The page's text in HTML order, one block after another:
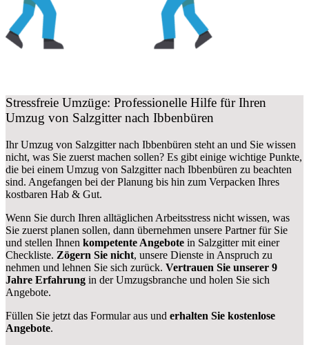
Stressfreie Umzüge: Professionelle Hilfe für Ihren
Umzug von Salzgitter nach Ibbenbüren
Ihr Umzug von Salzgitter nach Ibbenbüren steht an und Sie wissen
nicht, was Sie zuerst machen sollen? Es gibt einige wichtige Punkte,
die bei einem Umzug von Salzgitter nach Ibbenbüren zu beachten
sind. Angefangen bei der Planung bis hin zum Verpacken Ihres
kostbaren Hab & Gut.
Wenn Sie durch Ihren alltäglichen Arbeitsstress nicht wissen, was
Sie zuerst planen sollen, dann übernehmen unsere Partner für Sie
und stellen Ihnen kompetente Angebote in Salzgitter mit einer
Checkliste. Zögern Sie nicht, unsere Dienste in Anspruch zu
nehmen und lehnen Sie sich zurück. Vertrauen Sie unserer 9
Jahre Erfahrung in der Umzugsbranche und holen Sie sich
Angebote.
Füllen Sie jetzt das Formular aus und erhalten Sie kostenlose
Angebote.